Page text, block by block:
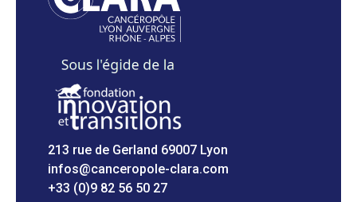
213 rue de Gerland 69007 Lyon
infos@canceropole-clara.com
+33 (0)9 82 56 50 27